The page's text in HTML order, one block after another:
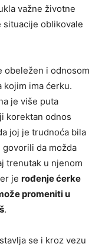
važne životne
situacije oblikovale
obeležen i odnosom
kojim ima ćerku.
je više puta
korektan odnos
joj je trudnoća bila
da možda
trenutak u njenom
je rođenje ćerke
promeniti u
.
se i kroz vezu